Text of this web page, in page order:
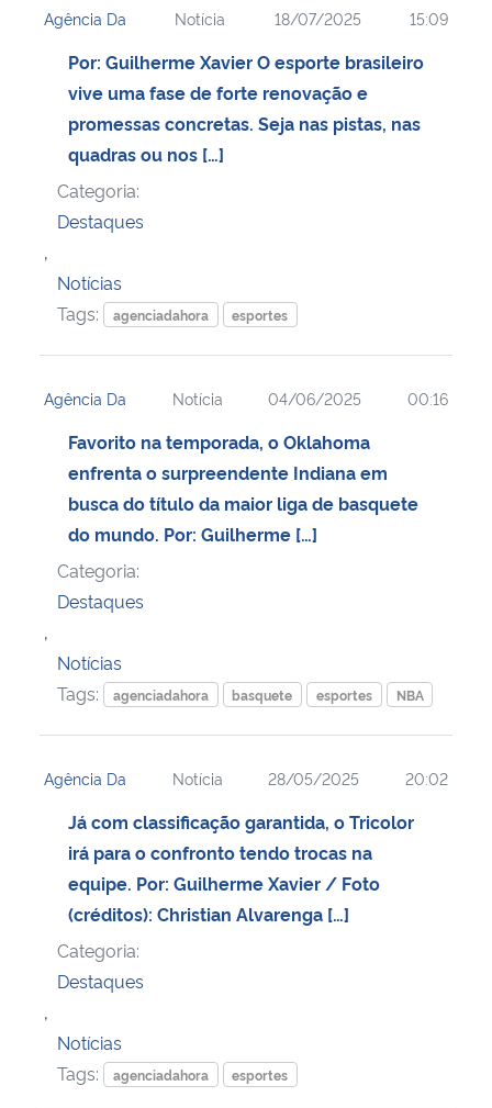
Ministério da Cidadania
Ministério de Minas e Energia
Ministério da Ciência, Tecnologia, Inovações e Comunicações
Ministério do Turismo
Ministério da Mulher, da Família e dos Direitos Humanos
Secretaria-Geral
Secretaria de Governo
Gabinete de Segurança Institucional
Banco Central do Brasil
Agência Da Notícia 18/07/2025 15:09
Por: Guilherme Xavier O esporte brasileiro
vive uma fase de forte renovação e
promessas concretas. Seja nas pistas, nas
quadras ou nos […]
Categoria:
Destaques
,
Notícias
Tags:
agenciadahora esportes
Agência Da Notícia 04/06/2025 00:16
Favorito na temporada, o Oklahoma
enfrenta o surpreendente Indiana em
busca do título da maior liga de basquete
do mundo. Por: Guilherme […]
Categoria:
Destaques
,
Notícias
Tags:
agenciadahora basquete esportes NBA
Agência Da Notícia 28/05/2025 20:02
Já com classificação garantida, o Tricolor
irá para o confronto tendo trocas na
equipe. Por: Guilherme Xavier / Foto
(créditos): Christian Alvarenga […]
Categoria:
Destaques
,
Notícias
Tags:
agenciadahora esportes